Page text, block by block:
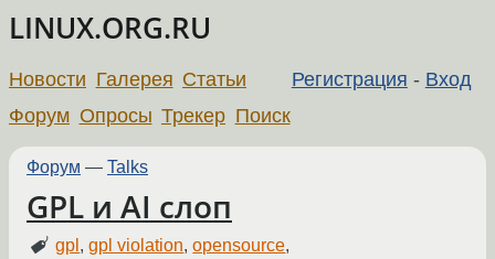
LINUX.ORG.RU
Регистрация - Вход
Новости Галерея Статьи
Форум Опросы Трекер Поиск
Форум — Talks
GPL и AI слоп
gpl ,gpl violation,opensource,